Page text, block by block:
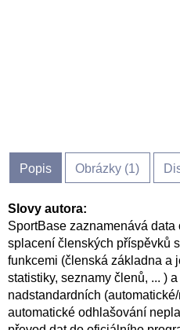
Popis Obrázky (1)
Slovy autora:
SportBase zaznamenává
splacení členských příspěvků
funkcemi (členská základna a
statistiky, seznamy členů, ... )
nadstandardních
automatické odhlašování